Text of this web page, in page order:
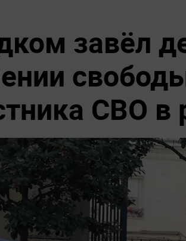
завёл
СВО в